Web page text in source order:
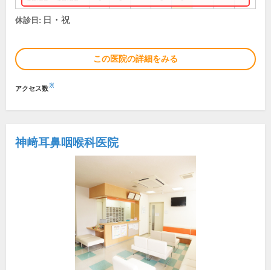
休診日: 日・祝
この医院の詳細をみる
アクセス数※
神﨑耳鼻咽喉科医院